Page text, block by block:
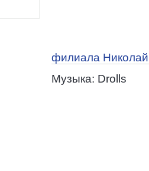
филиала
Музыка: Drolls